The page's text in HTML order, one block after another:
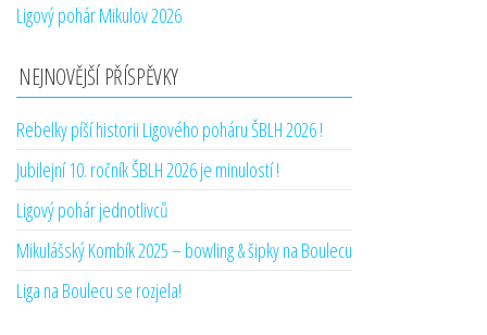
Ligový pohár Mikulov 2026
NEJNOVĚJŠÍ PŘÍSPĚVKY
Rebelky píší historii Ligového poháru ŠBLH 2026 !
Jubilejní 10. ročník ŠBLH 2026 je minulostí !
Ligový pohár jednotlivců
Mikulášský Kombík 2025 – bowling & šipky na Boulecu
Liga na Boulecu se rozjela!